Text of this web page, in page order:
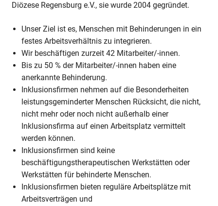
Diözese Regensburg e.V., sie wurde 2004 gegründet.
Unser Ziel ist es, Menschen mit Behinderungen in ein
festes Arbeitsverhältnis zu integrieren.
Wir beschäftigen zurzeit 42 Mitarbeiter/-innen.
Bis zu 50 % der Mitarbeiter/-innen haben eine
anerkannte Behinderung.
Inklusionsfirmen nehmen auf die Besonderheiten
leistungsgeminderter Menschen Rücksicht, die nicht,
nicht mehr oder noch nicht außerhalb einer
Inklusionsfirma auf einen Arbeitsplatz vermittelt
werden können.
Inklusionsfirmen sind keine
beschäftigungstherapeutischen Werkstätten oder
Werkstätten für behinderte Menschen.
Inklusionsfirmen bieten reguläre Arbeitsplätze mit
Arbeitsverträgen und